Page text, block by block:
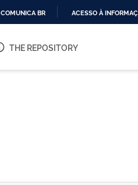
O
COMUNICA BR ACESSO À
THE REPOSITORY